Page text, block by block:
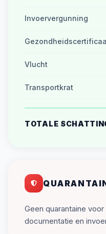
Invoervergunning
Vlucht
Transportkrat
TOTALE
Geen quarantaine
documentatie en